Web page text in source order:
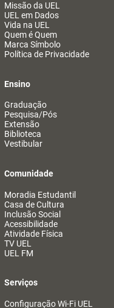
Missão da UEL
UEL em Dados
Vida na UEL
Quem é Quem
Marca Símbolo
Política de Privacidade
Ensino
Graduação
Pesquisa/Pós
Extensão
Biblioteca
Vestibular
Comunidade
Moradia Estudantil
Casa de Cultura
Inclusão Social
Acessibilidade
Atividade Física
TV UEL
UEL FM
Serviços
Configuração Wi-Fi UEL